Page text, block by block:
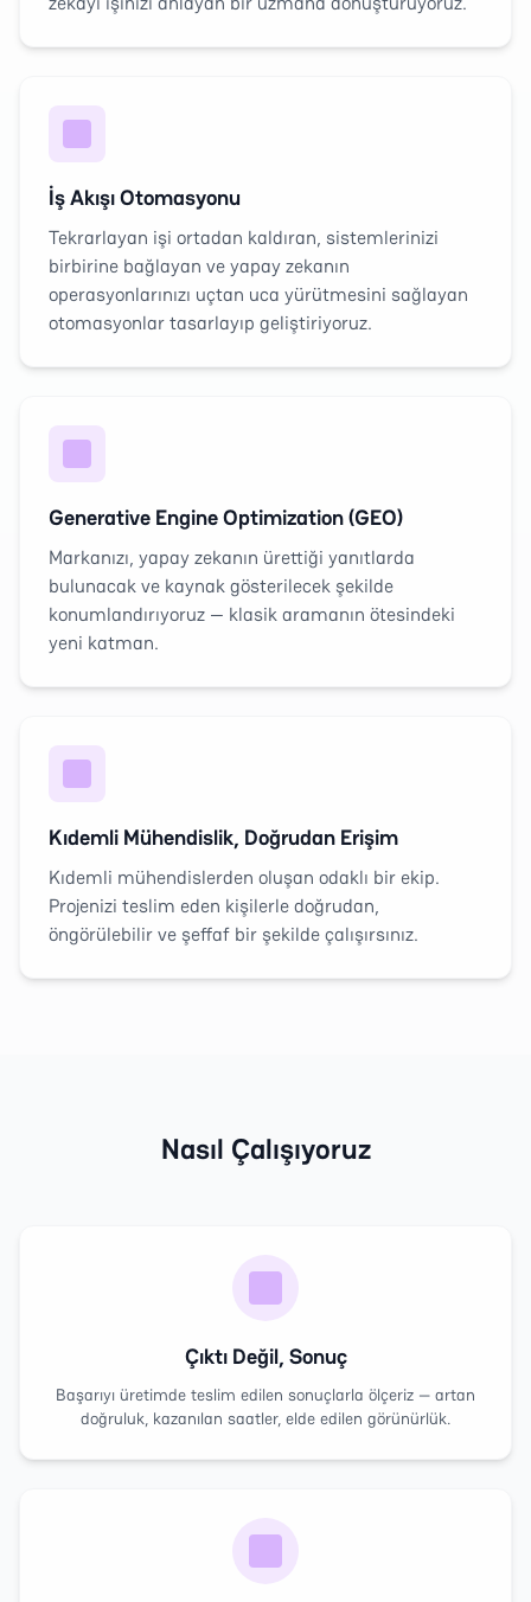
İş Akışı Otomasyonu
Tekrarlayan işi ortadan kaldıran, sistemlerinizi
birbirine bağlayan ve yapay zekanın
operasyonlarınızı uçtan uca yürütmesini sağlayan
otomasyonlar tasarlayıp geliştiriyoruz.
Generative Engine Optimization (GEO)
Markanızı, yapay zekanın ürettiği yanıtlarda
bulunacak ve kaynak gösterilecek şekilde
konumlandırıyoruz — klasik aramanın ötesindeki
yeni katman.
Kıdemli Mühendislik, Doğrudan Erişim
Kıdemli mühendislerden oluşan odaklı bir ekip.
Projenizi teslim eden kişilerle doğrudan,
öngörülebilir ve şeffaf bir şekilde çalışırsınız.
Nasıl Çalışıyoruz
Çıktı Değil, Sonuç
Başarıyı üretimde teslim edilen sonuçlarla ölçeriz — artan
doğruluk, kazanılan saatler, elde edilen görünürlük.